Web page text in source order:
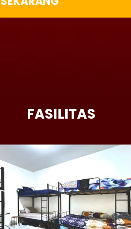
FASILITAS